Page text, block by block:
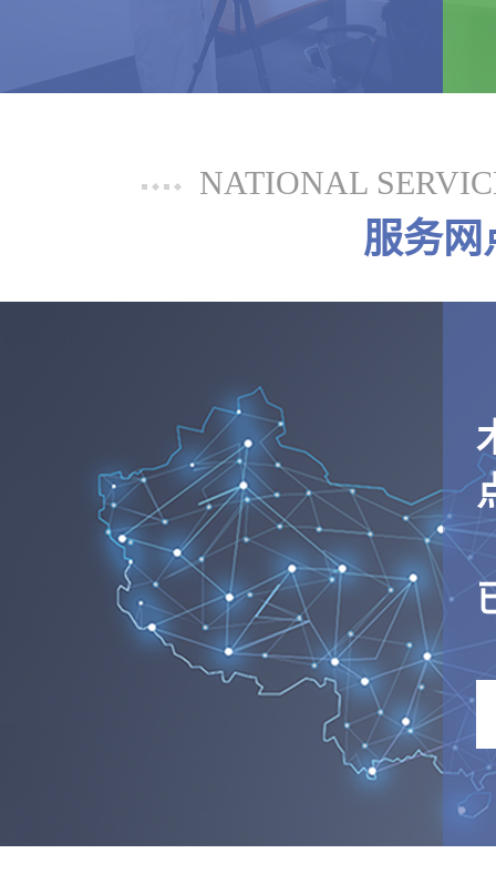
NATIONAL
服务网